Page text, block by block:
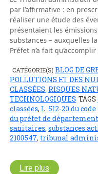
par l’affirmative : en
réaliser une étude des
présentaient les
substances – auxquelles
Préfet n’a fait
CATÉGORIE(S) BLOG DE
POLLUTIONS ET DES
CLASSÉES RISQUES
TECHNOLOGIQUES TAGS
classées, L. 512-20 du
du préfet de département
sanitaires, substances
2100547, tribunal
Lire plus